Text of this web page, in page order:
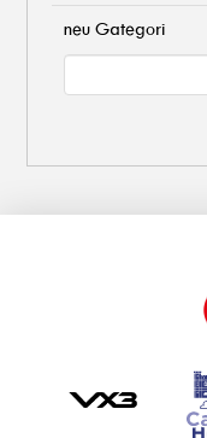
neu Gategori